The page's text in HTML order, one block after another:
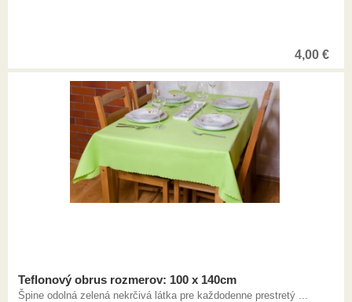
4,00 €
Teflonový obrus rozmerov: 100 x 140cm
Špine odolná zelená nekrčivá látka pre každodenne prestretý ...